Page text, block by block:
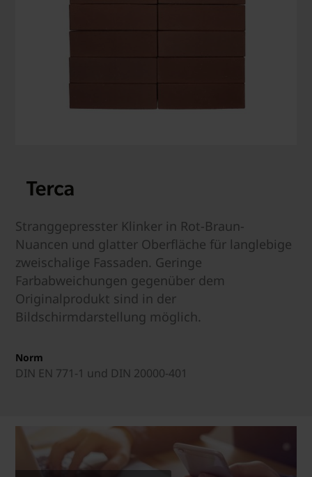
Stranggepresster Klinker in Rot-Braun-
Nuancen und glatter Oberfläche für langlebige
zweischalige Fassaden. Geringe
Farbabweichungen gegenüber dem
Originalprodukt sind in der
Bildschirmdarstellung möglich.
Norm
DIN EN 771-1 und DIN 20000-401